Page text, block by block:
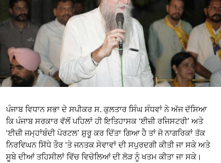
ਪੰਜਾਬ ਵਿਧਾਨ ਸਭਾ ਦੇ ਸਪੀਕਰ ਸ. ਕੁਲਤਾਰ ਸਿੰਘ ਸੰਧਵਾਂ ਨੇ ਅੱਜ ਦੱਸਿਆ
ਕਿ ਪੰਜਾਬ ਸਰਕਾਰ ਵੱਲੋਂ ਪਹਿਲਾਂ ਹੀ ਇਤਿਹਾਸਕ ‘ਈਜ਼ੀ ਰਜਿਸਟਰੀ’ ਅਤੇ
‘ਈਜ਼ੀ ਜਮ੍ਹਾਂਬੰਦੀ ਪੋਰਟਲ’ ਸ਼ੁਰੂ ਕਰ ਦਿੱਤਾ ਗਿਆ ਹੈ ਤਾਂ ਜੋ ਨਾਗਰਿਕਾਂ ਤੱਕ
ਨਿਰਵਿਘਨ ਸਿੱਧੇ ਤੌਰ ‘ਤੇ ਜਨਤਕ ਸੇਵਾਵਾਂ ਦੀ ਸਪੁਰਦਗੀ ਕੀਤੀ ਜਾ ਸਕੇ ਅਤੇ
ਸੂਬੇ ਦੀਆਂ ਤਹਿਸੀਲਾਂ ਵਿੱਚ ਵਿਚੋਲਿਆਂ ਦੀ ਲੋੜ ਨੂੰ ਖਤਮ ਕੀਤਾ ਜਾ ਸਕੇ।